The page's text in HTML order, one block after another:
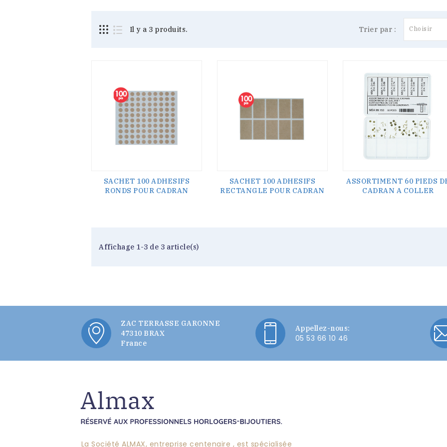
Il y a 3 produits. Trier par : Choisir
SACHET 100 ADHESIFS
RONDS POUR CADRAN
SACHET 100 ADHESIFS
RECTANGLE POUR CADRAN
ASSORTIMENT 60 PIEDS
CADRAN A COLLER
Affichage 1-3 de 3 article(s)
ZAC TERRASSE GARONNE
47310 BRAX
France
Appellez-nous:
05 53 66 10 46
La Société ALMAX, entreprise centenaire , est spécialisée